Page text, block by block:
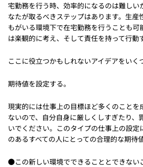
宅勤務を行う時、効率的になるのは難しい
なたが取るべきステップはあります。生産
もがいる環境下で在宅勤務を行うことも可
は楽観的に考え、そして責任を持って行動
ここに役立つかもしれないアイデアをいく
期待値を設定する。
現実的には仕事上の目標ほど多くのことを
ないので、自分自身に厳しくしすぎたり、
いでください。このタイプの仕事上の設定
のあるすべての人にとっての合理的な期待
●この新しい環境でできることとできない